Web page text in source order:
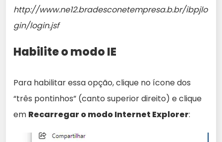
http://www.ne12.bradesconetempresa.b.br/ibpjlo
gin/login.jsf
Habilite o modo IE
Para habilitar essa opção, clique no ícone dos
“três pontinhos” (canto superior direito) e clique
em Recarregar o modo Internet Explorer: